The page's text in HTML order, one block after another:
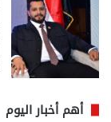
أهم أخبار اليوم